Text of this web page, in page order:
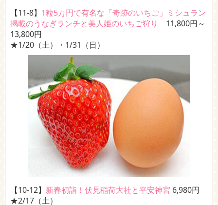
【11-8】 1粒5万円で有名な「奇跡のいちご」ミシュラン
掲載のうなぎランチと美人姫のいちご狩り
11,800円～
13,800円
★1/20（土）・1/31（日）
【10-12】 新春初詣！伏見稲荷大社と平安神宮 6,980円
★2/17（土）